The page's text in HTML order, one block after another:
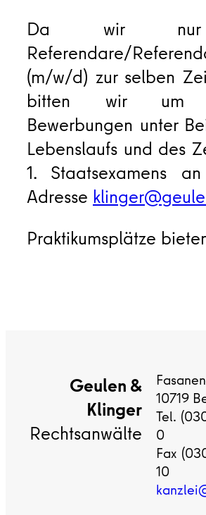
Da wir nur
Referendare/
(m/w/d) zur selben
bitten wir um
Bewerbungen unter
Lebenslaufs und des
1. Staatsexamens
Adresse
Praktikumsplätze
Geulen &
Klinger
Rechtsanwälte
10719
Tel.
0
Fax
10